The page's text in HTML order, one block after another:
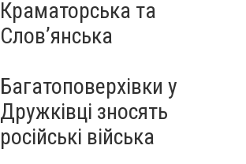
Краматорська та
Слов’янська
Багатоповерхівки у
Дружківці зносять
російські війська